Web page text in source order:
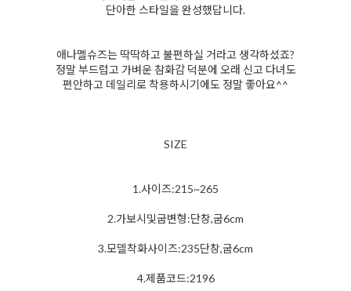
단아한 스타일을 완성했답니다.
애나멜슈즈는 딱딱하고 불편하실 거라고 생각하셨죠?
정말 부드럽고 가벼운 참화감 덕분에 오래 신고 다녀도
편안하고 데일리로 착용하시기에도 정말 좋아요^^
SIZE
1.사이즈:215~265
2.가보시및굽변형:단창,굽6cm
3.모델착화사이즈:235단창,굽6cm
4.제품코드:2196